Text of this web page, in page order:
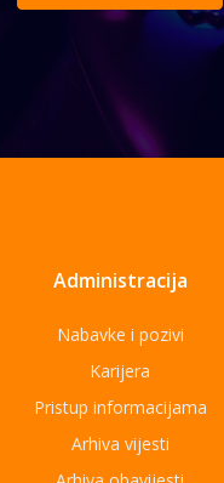
Administracija
Nabavke i pozivi
Karijera
Pristup informacijama
Arhiva vijesti